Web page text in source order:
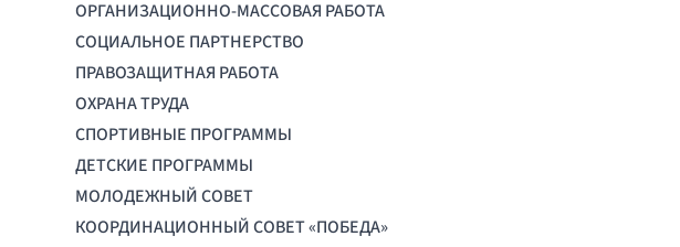
ОРГАНИЗАЦИОННО-МАССОВАЯ РАБОТА
СОЦИАЛЬНОЕ ПАРТНЕРСТВО
ПРАВОЗАЩИТНАЯ РАБОТА
ОХРАНА ТРУДА
СПОРТИВНЫЕ ПРОГРАММЫ
ДЕТСКИЕ ПРОГРАММЫ
МОЛОДЕЖНЫЙ СОВЕТ
КООРДИНАЦИОННЫЙ СОВЕТ «ПОБЕДА»